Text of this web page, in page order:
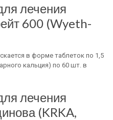
лечения
600 (Wyeth-
в форме таблеток по 1,5
кальция) по 60 шт. в
лечения
(KRKA,